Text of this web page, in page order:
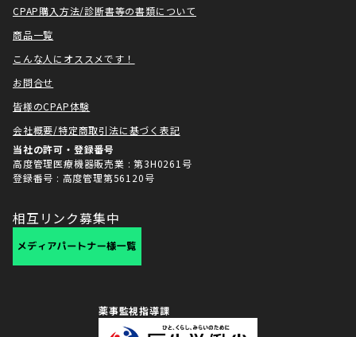
CPAP購入方法/診断書等の書類について
商品一覧
こんな人にオススメです！
お問合せ
皆様のCPAP体験
会社概要/特定商取引法に基づく表記
当社の許可・登録番号
高度管理医療機器販売業 : 第3H0261号
登録番号 : 高度管理第56120号
相互リンク募集中
薬事監視指導課